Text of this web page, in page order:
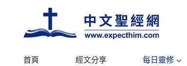
首頁 經文分享 每日靈修